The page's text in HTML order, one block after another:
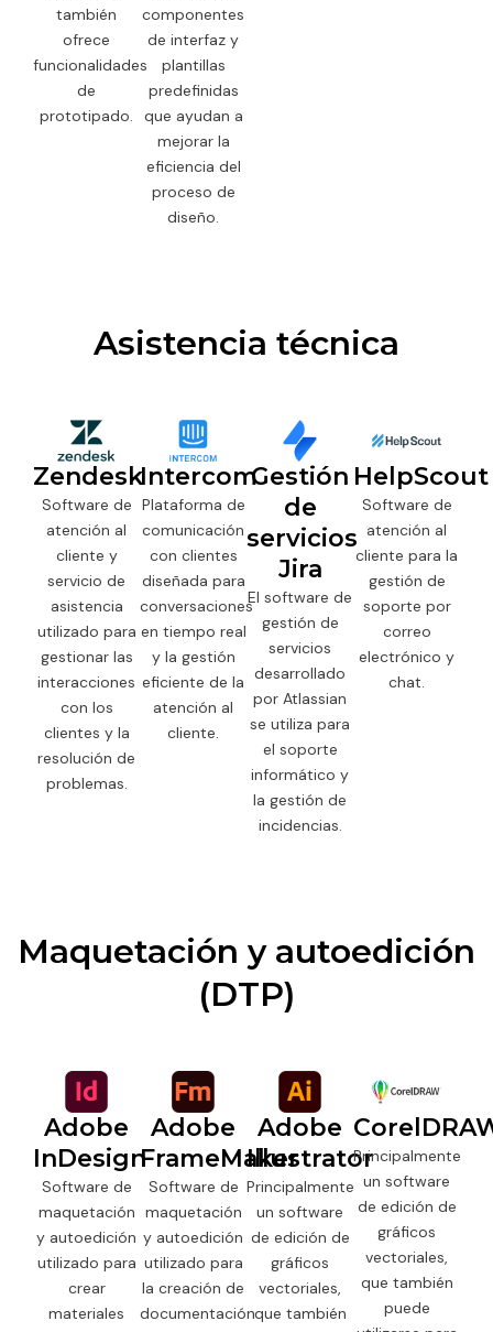
también
ofrece
funcionalidades
de
prototipado.
componentes
de interfaz y
plantillas
predefinidas
que ayudan a
mejorar la
eficiencia del
proceso de
diseño.
Asistencia técnica
Zendesk
Software de
atención al
cliente y
servicio de
asistencia
utilizado para
gestionar las
interacciones
con los
clientes y la
resolución de
problemas.
Intercom
Plataforma de
comunicación
con clientes
diseñada para
conversaciones
en tiempo real
y la gestión
eficiente de la
atención al
cliente.
Gestión
de
servicios
Jira
El software de
gestión de
servicios
desarrollado
por Atlassian
se utiliza para
el soporte
informático y
la gestión de
incidencias.
HelpScout
Software de
atención al
cliente para la
gestión de
soporte por
correo
electrónico y
chat.
Maquetación y autoedición
(DTP)
Adobe
InDesign
Software de
maquetación
y autoedición
utilizado para
crear
materiales
Adobe
FrameMaker
Software de
maquetación
y autoedición
utilizado para
la creación de
documentación
Adobe
Illustrator
Principalmente
un software
de edición de
gráficos
vectoriales,
que también
Principalmente
un software
de edición de
gráficos
vectoriales,
que también
puede